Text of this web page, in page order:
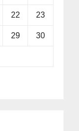
22 23
29 30